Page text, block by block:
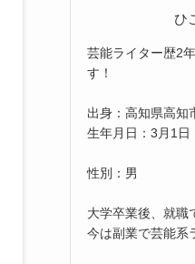
ひ
芸能ライター歴2
す！
出身：高知県高知
生年月日：3月1日
性別：男
大学卒業後、就職
今は副業で芸能系